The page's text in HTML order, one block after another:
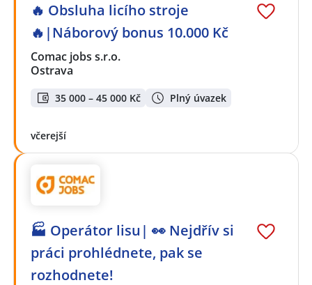
🔥 Obsluha licího stroje
🔥|Náborový bonus 10.000 Kč
Comac jobs s.r.o.
Ostrava
35 000 – 45 000 Kč Plný úvazek
včerejší
🏭 Operátor lisu| 👀 Nejdřív si
práci prohlédnete, pak se
rozhodnete!